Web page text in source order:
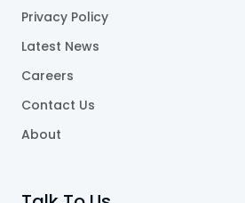
Privacy Policy
Latest News
Careers
Contact Us
About